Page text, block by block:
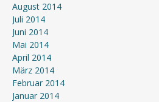
August 2014
Juli 2014
Juni 2014
Mai 2014
April 2014
März 2014
Februar 2014
Januar 2014